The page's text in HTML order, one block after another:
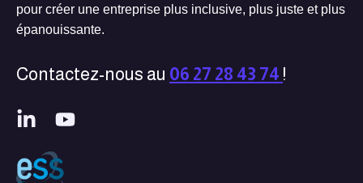
pour créer une entreprise plus inclusive, plus juste et plus
épanouissante.
Contactez-nous au 06 27 28 43 74 !